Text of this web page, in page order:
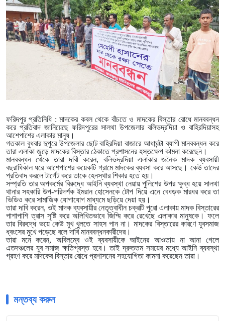
ফরিদপুর প্রতিনিধি : মাদকের কবল থেকে বাঁচতে ও মাদকের বিস্তার রোধে মানববন্ধন
করে প্রতিবাদ জানিয়েছে ফরিদপুরের সালথা উপজেলার বলিভদ্রদিয়া ও বাহিরদিয়াসহ
আশেপাশের এলাকার মানুষ।
গতকাল বুধবার দুপুরে উপজেলার ছোট বাহিরদিয়া বাজারে আধাঘন্টা ব্যাপী মানববন্ধন করে
তারা এলাকা জুড়ে মাদকের বিস্তার ঠেকাতে প্রশাসনের হস্তক্ষেপ কামনা করেছেন।
মানববন্ধন থেকে তারা দাবী করেন, বলিভদ্রদিয়া এলাকার জনৈক মাদক ব্যবসায়ী
বছরাধিকাল ধরে আশেপাশের কয়েকটি গ্রামে মাদকের ব্যবসা করে আসছে। কেউ তাদের
প্রতিবাদ করলে টার্গেট করে তাকে হেনস্থার শিকার হতে হয়।
সম্প্রতি তার অপকর্মের বিরুদ্ধে আইনি ব্যবস্থা নেয়ায় পুলিশের উপর ক্ষুব্ধ হয়ে সালথা
থানার সহকারি উপ-পরিদর্শক ইমরান হোসেনকে টোপ দিয়ে এনে বেধড়ক মারধর করে তা
ভিডিও করে সামাজিক যোগাযোগ মাধ্যমে ছড়িয়ে দেয়া হয়।
তারা দাবি করেন, ওই মাদক ব্যবসায়ীর নেতৃত্বাধীন চক্রটি পুরো এলাকায় মাদক বিস্তারের
পাশাপাশি ত্রাস সৃষ্টি করে অলিখিতভাবে জিম্মি করে রেখেছে এলাকার মানুষকে। ফলে
তার বিরুদ্ধে ভয়ে কেউ মুখ খুলতে সাহস পান না। মাদকের বিস্তারের কারণে যুবসমাজ
ধ্বংসের মুখে পড়েছে বলে দাবি মানববন্ধনকারীদের।
তারা মনে করেন, অবিলম্বে ওই ব্যবসায়ীকে আইনের আওতায় না আনা গেলে
এতদঞ্চলের যুব সমাজ ক্ষতিগ্রস্ত হবে। তাই দ্রুততম সময়ের মধ্যে আইনি ব্যবস্থা
গ্রহণ করে মাদকের বিস্তার রোধে প্রশাসনের সহযোগিতা কামনা করেছেন তারা।
মন্তব্য করুন